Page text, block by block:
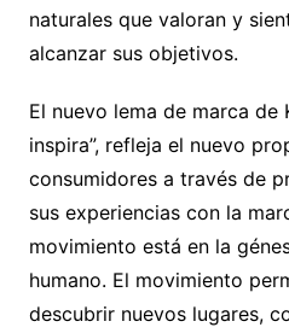
naturales que valoran y
alcanzar sus objetivos.
El nuevo lema de marca de
inspira”, refleja el nuevo
consumidores a través de
sus experiencias con la
movimiento está en la
humano. El movimiento
descubrir nuevos lugares,